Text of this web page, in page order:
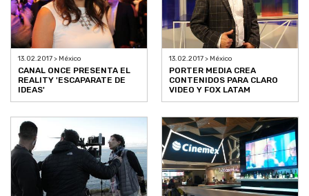
13.02.2017 > México
CANAL ONCE PRESENTA EL
REALITY 'ESCAPARATE DE
IDEAS'
13.02.2017 > México
PORTER MEDIA CREA
CONTENIDOS PARA CLARO
VIDEO Y FOX LATAM